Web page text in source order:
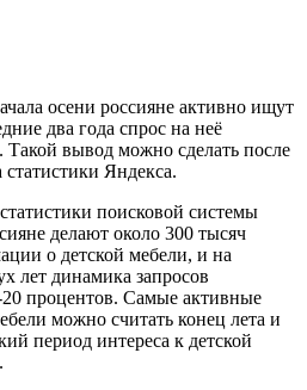
осени россияне активно ищут
два года спрос на неё
Такой вывод можно сделать после
Яндекса.
поисковой системы
делают около 300 тысяч
о детской мебели, и на
лет динамика запросов
20 процентов. Самые активные
можно считать конец лета и
период интереса к детской